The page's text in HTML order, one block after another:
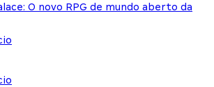
O novo RPG de mundo aberto da